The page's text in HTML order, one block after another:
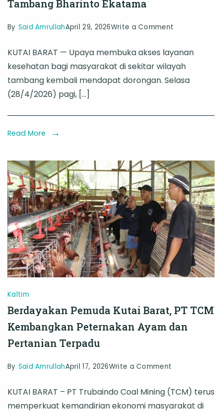
Tambang Bharinto Ekatama
By Said AmrullahApril 29, 2026Write a Comment
Senyum
Sehat
di
Tambang
KUTAI BARAT — Upaya membuka akses layanan
kesehatan bagi masyarakat di sekitar wilayah
tambang kembali mendapat dorongan. Selasa
(28/4/2026) pagi, […]
Read More
Kaltim
Berdayakan Pemuda Kutai Barat, PT TCM
Kembangkan Peternakan Ayam dan
Pertanian Terpadu
By Said AmrullahApril 17, 2026Write a Comment
Pemuda
Kutai
KUTAI BARAT – PT Trubaindo Coal Mining (TCM) terus
memperkuat kemandirian ekonomi masyarakat di